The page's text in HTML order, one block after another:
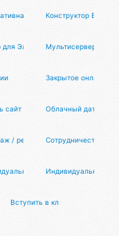
сетьКонструктор БТА-
для Элитарис-проекта
Мультисерверная
Закрытое онлайн-
сайт Облачный
/ решение споров
Сотрудничество
урок по сальсе
Индивидуальный
автоматизации
Вступить в клуб